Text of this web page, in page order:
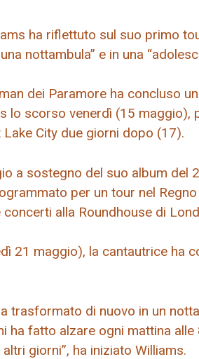
ha riflettuto sul suo primo
nottambula” e in una
dei Paramore ha concluso
lo scorso venerdì (15 maggio),
Lake City due giorni dopo (17).
a sostegno del suo album del
per un tour nel
concerti alla Roundhouse di
21 maggio), la cantautrice ha
trasformato di nuovo in un
ha fatto alzare ogni mattina
giorni”, ha iniziato Williams.